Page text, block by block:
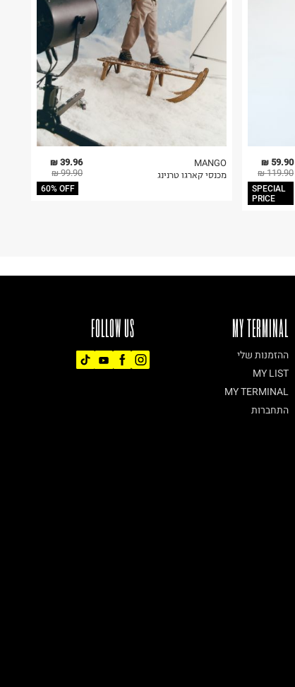
39.96 ₪
99.90 ₪
60% OFF
MANGO
מכנסי קארגו טרנינג
59.90 ₪
119.90 ₪
SPECIAL
PRICE
FOLLOW US MY TERMINAL
ההזמנות שלי
MY LIST
MY TERMINAL
התחברות